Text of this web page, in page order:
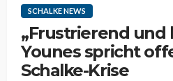
SCHALKE NEWS
„Frustrierend und
Younes spricht
Schalke-Krise